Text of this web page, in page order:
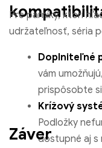
Pre parníky, ktorí
udržateľnosť, séria
Doplniteľné
vám
prispôsobte
Krížový
Podložky
dostupné aj s
Záver